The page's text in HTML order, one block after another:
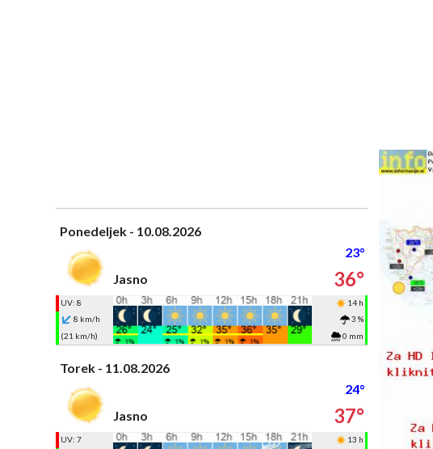
Ponedeljek - 10.08.2026
23°
Jasno
36°
UV: 8
14 h
8 km/h
3 %
(21 km/h)
0 mm
Torek - 11.08.2026
24°
Jasno
37°
UV: 7
13 h